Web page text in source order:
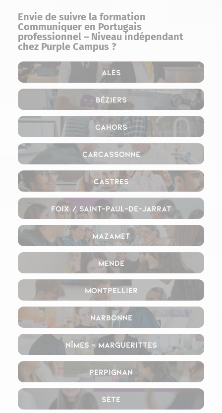
Envie de suivre la formation
Communiquer en Portugais
professionnel – Niveau indépendant
chez Purple Campus ?
Alès
Béziers
Cahors
Carcassonne
Castres
Foix / Saint-Paul-de-Jarrat
Mazamet
Mende
Montpellier
Narbonne
Nîmes – Marguerittes
Perpignan
Sète